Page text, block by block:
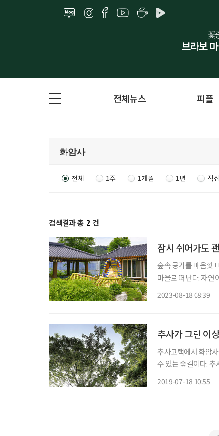
전체뉴스 피플
전체 1주 1개월 1년 직
검색결과 총 2 건
잠시 쉬어가도
숲속 공기를 마음껏
마을로 떠난다. 자연
2023-08-18 08:39
추사가 그린 이
추사고택에서 화암
수 있는 숲길이다.
2019-07-18 10:55